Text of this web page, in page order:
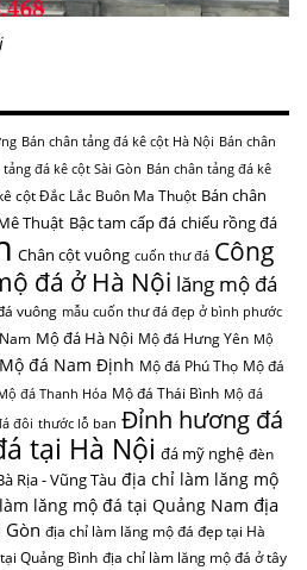
Bán chân tảng đá kê cột Hà Nội Bán chân
tảng đá kê cột Sài Gòn Bán chân tảng đá kê
cột Đắc Lắc Buôn Ma Thuột Bán chân
Thuật Bậc tam cấp đá chiếu rồng đá
Chân cột vuông cuốn thư đá Công
đá ở Hà Nội lăng mộ đá
vuông mẫu cuốn thư đá đẹp ở bình phước
Mộ đá Hà Nội Mộ đá Hưng Yên Mộ
Mộ đá Nam Định Mộ đá Phú Thọ Mộ đá
đá Thanh Hóa Mộ đá Thái Bình Mộ đá
đôi thước lỗ ban Đỉnh hương đá
tại Hà Nội đá mỹ nghệ đèn
Rịa - Vũng Tàu địa chỉ làm lăng mộ
lăng mộ đá tại Quảng Nam địa
Gòn địa chỉ làm lăng mộ đá đẹp tại Hà
Quảng Bình địa chỉ làm lăng mộ đá ở tây